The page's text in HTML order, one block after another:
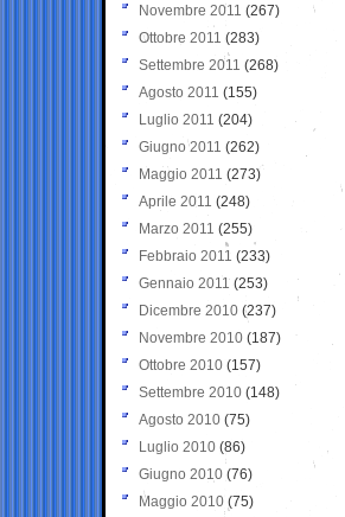
Novembre 2011 (267)
Ottobre 2011 (283)
Settembre 2011 (268)
Agosto 2011 (155)
Luglio 2011 (204)
Giugno 2011 (262)
Maggio 2011 (273)
Aprile 2011 (248)
Marzo 2011 (255)
Febbraio 2011 (233)
Gennaio 2011 (253)
Dicembre 2010 (237)
Novembre 2010 (187)
Ottobre 2010 (157)
Settembre 2010 (148)
Agosto 2010 (75)
Luglio 2010 (86)
Giugno 2010 (76)
Maggio 2010 (75)